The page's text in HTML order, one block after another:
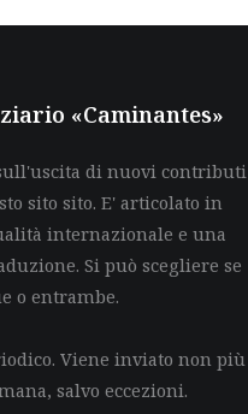
«Caminantes»
di nuovi contributi
sito sito. E' articolato in
internazionale e una
Si può scegliere se
o entrambe.
Viene inviato non più
salvo eccezioni.